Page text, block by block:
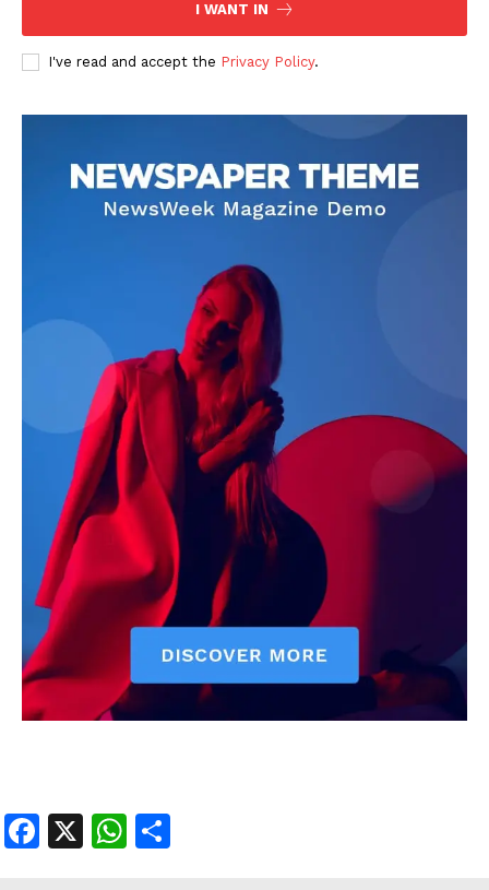
DOWNLOAD NOW
AIN NEWS 1
Contact Us
About Us
Privacy Policy
Terms of Use Agreement
Facebook
X WhatsApp
Share
I WANT IN
I've read and accept the Privacy Policy.
Facebook
X WhatsApp